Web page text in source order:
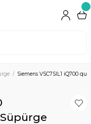
Siemens VSC7SIL1 iQ700